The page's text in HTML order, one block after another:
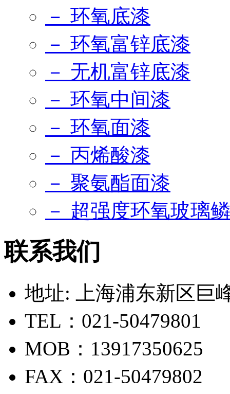
－ 环氧底漆
－ 环氧富锌底漆
－ 无机富锌底漆
－ 环氧中间漆
－ 环氧面漆
－ 丙烯酸漆
－ 聚氨酯面漆
－ 超强度环氧玻璃
联系我们
地址: 上海浦东新区巨
TEL：021-50479801
MOB：13917350625
FAX：021-50479802